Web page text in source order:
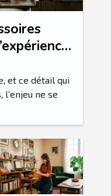
?
et ce détail qui
l’enjeu ne se